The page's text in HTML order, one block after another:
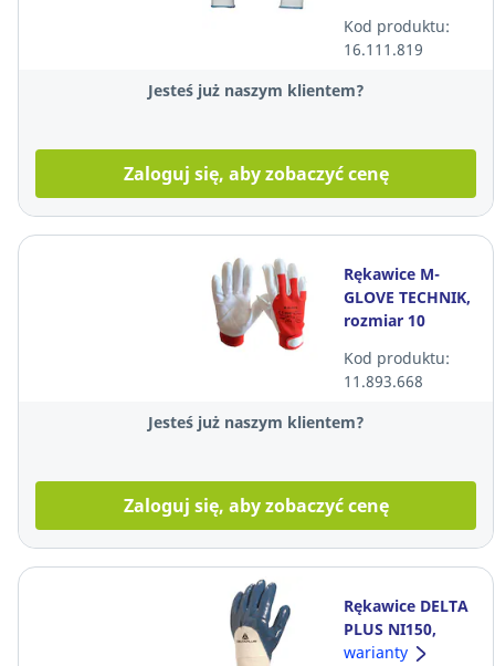
Kod produktu:
16.111.819
Jesteś już naszym klientem?
Zaloguj się, aby zobaczyć cenę
Rękawice M-
GLOVE TECHNIK,
rozmiar 10
Kod produktu:
11.893.668
Jesteś już naszym klientem?
Zaloguj się, aby zobaczyć cenę
Rękawice DELTA
PLUS NI150,
rozmiar 9, para
warianty